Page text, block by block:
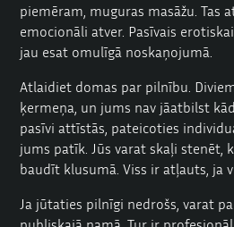
piemēram, muguras masāžu. Tas
emocionāli atver. Pasīvais
jau esat omulīgā noskaņojumā.
Atlaidiet domas par pilnību.
ķermeņa, un jums nav jāatbilst
pasīvi attīstās, pateicoties
jums patīk. Jūs varat skaļi stenēt,
baudīt klusumā. Viss ir atļauts, ja
Ja jūtaties pilnīgi nedrošs, varat